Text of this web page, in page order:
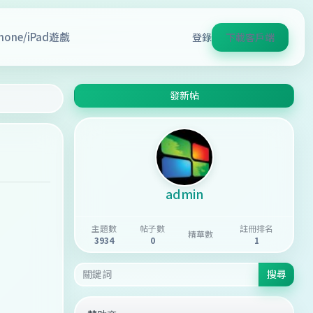
iPad遊戲 登錄 下載客戶端
發新帖
admin
主題數
3934
帖子數
0
精華數
註冊排名
1
搜尋